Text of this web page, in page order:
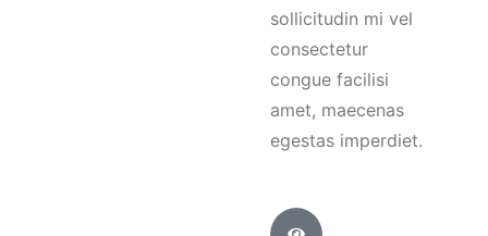
sollicitudin mi vel
consectetur
congue facilisi
amet, maecenas
egestas imperdiet.